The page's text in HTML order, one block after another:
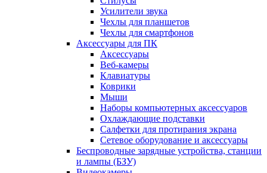
Усилители звука
Чехлы для планшетов
Чехлы для смартфонов
Аксессуары для ПК
Аксессуары
Веб-камеры
Клавиатуры
Коврики
Мыши
Наборы компьютерных аксессуаров
Охлаждающие подставки
Салфетки для протирания экрана
Сетевое оборудование и аксессуары
Беспроводные зарядные устройства, станции
и лампы (БЗУ)